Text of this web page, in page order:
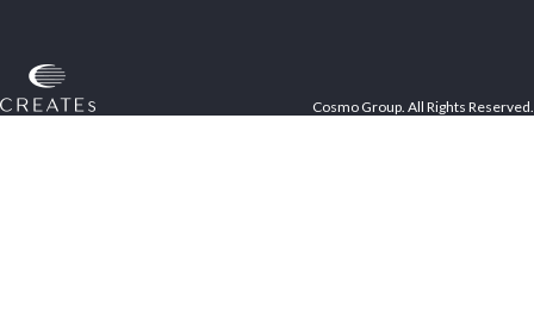
Cosmo Group. All Rights Reserved.